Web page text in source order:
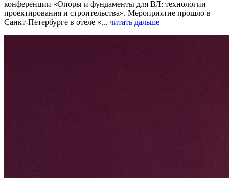
конференции «Опоры и фундаменты для ВЛ: технологии
проектирования и строительства». Мероприятие прошло в
Санкт-Петербурге в отеле «... читать дальше